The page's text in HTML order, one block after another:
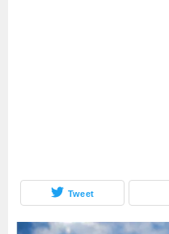
Tweet